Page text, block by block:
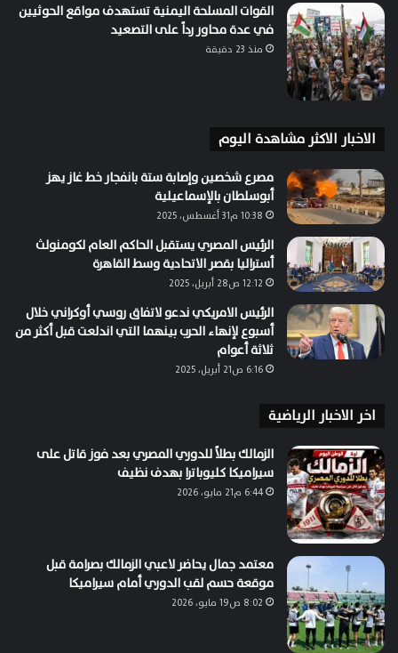
القوات المسلحة اليمنية تستهدف مواقع الحوثيين
في عدة محاور رداً على التصعيد
منذ 23 دقيقة
الاخبار الاكثر مشاهدة اليوم
مصرع شخصين وإصابة ستة بانفجار خط غاز يهز
أبوسلطان بالإسماعيلية
10:38 م31 أغسطس، 2025
الرئيس المصري يستقبل الحاكم العام لكومنولث
أستراليا بقصر الاتحادية وسط القاهرة
12:12 ص28 أبريل، 2025
الرئيس الامريكي ندعو لاتفاق روسي أوكراني خلال
أسبوع لإنهاء الحرب بينهما التي اندلعت قبل أكثر من
ثلاثة أعوام
6:16 ص21 أبريل، 2025
اخر الاخبار الرياضية
الزمالك بطلاً للدوري المصري بعد فوز قاتل على
سيراميكا كليوباترا بهدف نظيف
6:44 م21 مايو، 2026
معتمد جمال يحاضر لاعبي الزمالك بصرامة قبل
موقعة حسم لقب الدوري أمام سيراميكا
8:02 ص19 مايو، 2026